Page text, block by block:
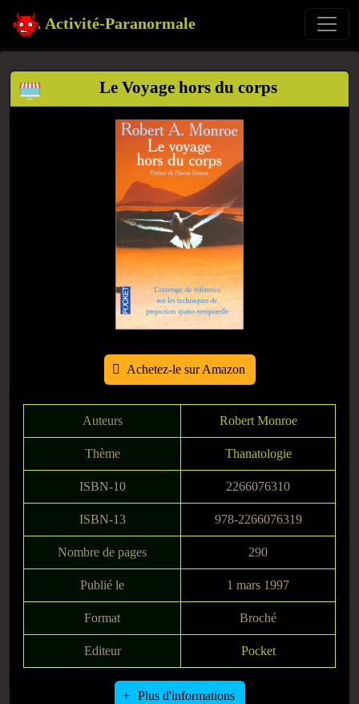
Activité-Paranormale
Le Voyage hors du corps
Achetez-le sur Amazon
Auteurs Robert Monroe
Thème Thanatologie
ISBN-10 2266076310
ISBN-13 978-2266076319
Nombre de pages 290
Publié le 1 mars 1997
Format Broché
Editeur Pocket
Plus d'informations